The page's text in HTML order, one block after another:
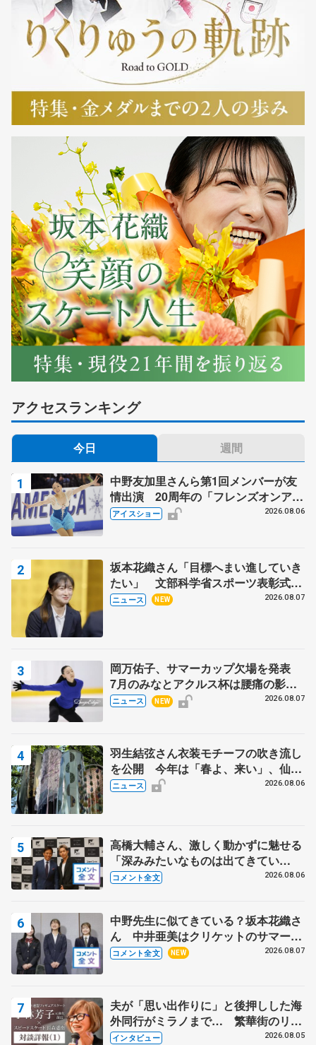
アクセスランキング
今日 週間
中野友加里さんら第1回メンバーが友
情出演 20周年の「フレンズオンアイ
ス」 宮本賢二さん、有川梨絵さん、
アイスショー 2026.08.06
坂本花織さん「目標へまい進していき
たい」 文部科学省スポーツ表彰式で
代表謝辞
ニュース NEW 2026.08.07
岡万佑子、サマーカップ欠場を発表
7月のみなとアクルス杯は腰痛の影響
で
ニュース NEW 2026.08.07
羽生結弦さん衣装モチーフの吹き流し
を公開 今年は「春よ、来い」、仙台
の瑞鳳殿
ニュース 2026.08.06
高橋大輔さん、激しく動かずに魅せる
「深みみたいなものは出てきてい
る？」 〝兄さん〟と慕うレジェンド
コメント全文 2026.08.06
中野先生に似てきている？坂本花織さ
ん 中井亜美はクリケットのサマーキ
ャンプに 島田麻央はたくさん試合に
コメント全文 NEW 2026.08.07
夫が「思い出作りに」と後押しした海
外同行がミラノまで… 繁華街のリン
クでは不良のお兄さんも味方に 小林
インタビュー 2026.08.05